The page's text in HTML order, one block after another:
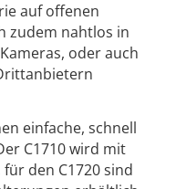
auf offenen
zudem nahtlos in
oder auch
einfache, schnell
C1710 wird mit
den C1720 sind